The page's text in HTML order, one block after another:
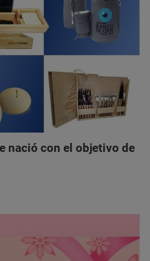
nació con el objetivo de